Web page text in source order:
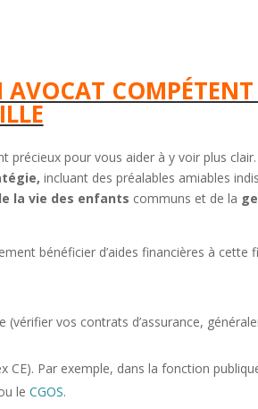
précieux pour vous aider à y voir plus
incluant des préalables amiables
la vie des enfants communs et de la
bénéficier d’aides financières à cette
(vérifier vos contrats d’assurance,
CE). Par exemple, dans la fonction
le CGOS.